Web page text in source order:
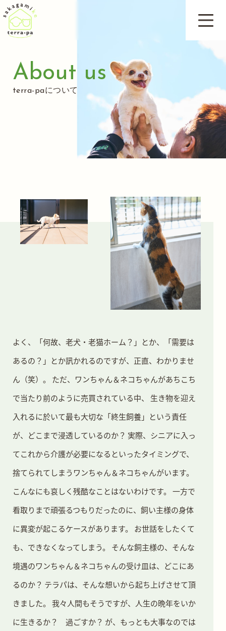
About us
terra-paについて
よく、「何故、老犬・老猫ホーム？」とか、「需要は
あるの？」とか訊かれるのですが、正直、わかりませ
ん（笑）。 ただ、ワンちゃん＆ネコちゃんがあちこち
で当たり前のように売買されている中、 生き物を迎え
入れるに於いて最も大切な「終生飼養」という責任
が、どこまで浸透しているのか？ 実際、シニアに入っ
てこれから介護が必要になるといったタイミングで、
捨てられてしまうワンちゃん＆ネコちゃんがいます。
こんなにも哀しく残酷なことはないわけです。
一方で
看取りまで頑張るつもりだったのに、飼い主様の身体
に異変が起こるケースがあります。
お世話をしたくて
も、できなくなってしまう。
そんな飼主様の、そんな
境遇のワンちゃん＆ネコちゃんの受け皿は、どこにあ
るのか？ テラパは、そんな想いから起ち上げさせて頂
きました。 我々人間もそうですが、人生の晩年をいか
に生きるか？ 過ごすか？ が、もっとも大事なのでは